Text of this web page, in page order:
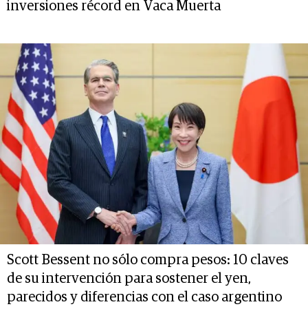
inversiones récord en Vaca Muerta
Scott Bessent no sólo compra pesos: 10 claves
de su intervención para sostener el yen,
parecidos y diferencias con el caso argentino